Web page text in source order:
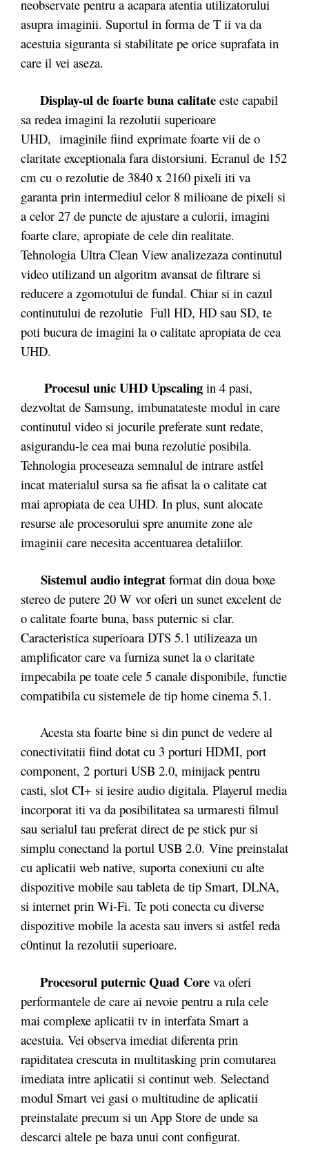
neobservate pentru a acapara atentia utilizatorului
asupra imaginii. Suportul in forma de T ii va da
acestuia siguranta si stabilitate pe orice suprafata in
care il vei aseza.
Display-ul de foarte buna calitate este capabil
sa redea imagini la rezolutii superioare
UHD, imaginile fiind exprimate foarte vii de o
claritate exceptionala fara distorsiuni. Ecranul de 152
cm cu o rezolutie de 3840 x 2160 pixeli iti va
garanta prin intermediul celor 8 milioane de pixeli si
a celor 27 de puncte de ajustare a culorii, imagini
foarte clare, apropiate de cele din realitate.
Tehnologia Ultra Clean View analizezaza continutul
video utilizand un algoritm avansat de filtrare si
reducere a zgomotului de fundal. Chiar si in cazul
continutului de rezolutie Full HD, HD sau SD, te
poti bucura de imagini la o calitate apropiata de cea
UHD.
Procesul unic UHD Upscaling in 4 pasi,
dezvoltat de Samsung, imbunatateste modul in care
continutul video si jocurile preferate sunt redate,
asigurandu-le cea mai buna rezolutie posibila.
Tehnologia proceseaza semnalul de intrare astfel
incat materialul sursa sa fie afisat la o calitate cat
mai apropiata de cea UHD. In plus, sunt alocate
resurse ale procesorului spre anumite zone ale
imaginii care necesita accentuarea detaliilor.
Sistemul audio integrat format din doua boxe
stereo de putere 20 W vor oferi un sunet excelent de
o calitate foarte buna, bass puternic si clar.
Caracteristica superioara DTS 5.1 utilizeaza un
amplificator care va furniza sunet la o claritate
impecabila pe toate cele 5 canale disponibile, functie
compatibila cu sistemele de tip home cinema 5.1.
Acesta sta foarte bine si din punct de vedere al
conectivitatii fiind dotat cu 3 porturi HDMI, port
component, 2 porturi USB 2.0, minijack pentru
casti, slot CI+ si iesire audio digitala. Playerul media
incorporat iti va da posibilitatea sa urmaresti filmul
sau serialul tau preferat direct de pe stick pur si
simplu conectand la portul USB 2.0. Vine preinstalat
cu aplicatii web native, suporta conexiuni cu alte
dispozitive mobile sau tableta de tip Smart, DLNA,
si internet prin Wi-Fi. Te poti conecta cu diverse
dispozitive mobile la acesta sau invers si astfel reda
c0ntinut la rezolutii superioare.
Procesorul puternic Quad Core va oferi
performantele de care ai nevoie pentru a rula cele
mai complexe aplicatii tv in interfata Smart a
acestuia. Vei observa imediat diferenta prin
rapiditatea crescuta in multitasking prin comutarea
imediata intre aplicatii si continut web. Selectand
modul Smart vei gasi o multitudine de aplicatii
preinstalate precum si un App Store de unde sa
descarci altele pe baza unui cont configurat.